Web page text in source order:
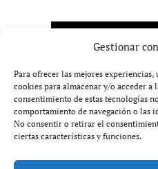
Gestionar
Para ofrecer las mejores
cookies para almacenar y/o acceder
consentimiento de estas tecnologías
comportamiento de navegación o las
No consentir o retirar el
ciertas características y funciones.